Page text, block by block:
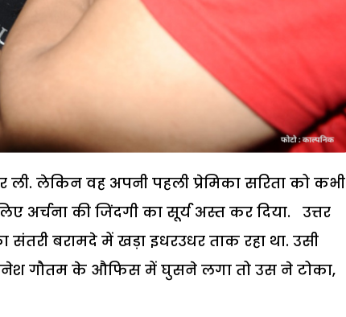
ली. लेकिन वह अपनी पहली प्रेमिका सरिता को कभी
अर्चना की जिंदगी का सूर्य अस्त कर दिया. उत्तर
संतरी बरामदे में खड़ा इधरउधर ताक रहा था. उसी
गौतम के औफिस में घुसने लगा तो उस ने टोका,